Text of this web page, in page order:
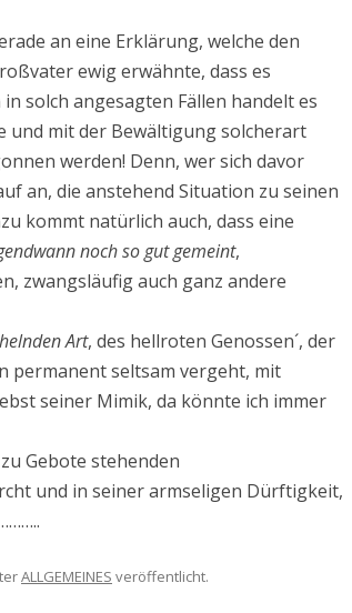
an eine Erklärung, welche den
ewig erwähnte, dass es
solch angesagten Fällen handelt es
und mit der Bewältigung solcherart
werden! Denn, wer sich davor
an, die anstehend Situation zu seinen
kommt natürlich auch, dass eine
noch so gut gemeint,
zwangs­läufig auch ganz andere
Art, des hellroten Genossen´, der
permanent seltsam vergeht, mit
seiner Mimik, da könnte ich immer
Gebote stehenden
und in seiner armseligen Dürftigkeit,
ALLGEMEINES veröffentlicht.